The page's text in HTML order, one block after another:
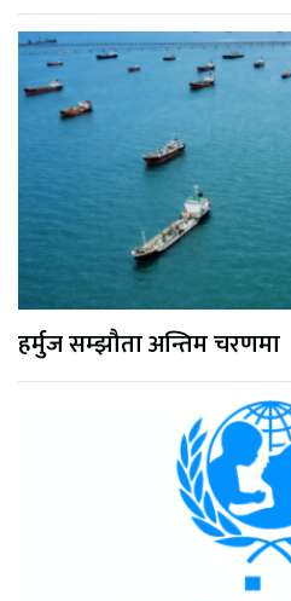
हर्मुज सम्झौता अन्तिम चरणमा